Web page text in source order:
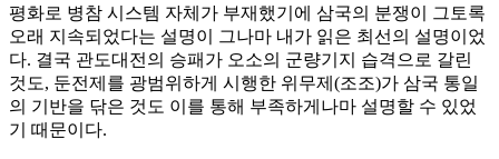
평화로 병참 시스템 자체가 부재했기에 삼국의 분쟁이 그토록
오래 지속되었다는 설명이 그나마 내가 읽은 최선의 설명이었
다. 결국 관도대전의 승패가 오소의 군량기지 습격으로 갈린
것도, 둔전제를 광범위하게 시행한 위무제(조조)가 삼국 통일
의 기반을 닦은 것도 이를 통해 부족하게나마 설명할 수 있었
기 때문이다.